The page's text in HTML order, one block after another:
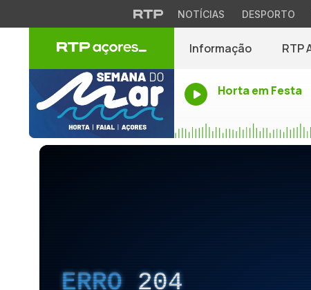
NOTÍCIAS DESPORTO
Informação RTP
Horta em Festa
ERRO 204